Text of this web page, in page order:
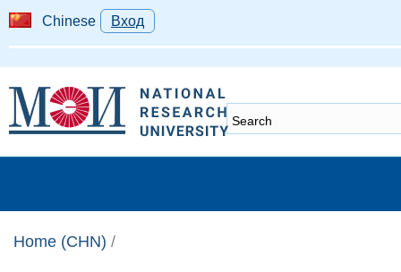
Chinese Вход
Home (CHN) /